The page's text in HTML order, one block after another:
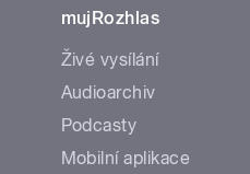
mujRozhlas
Živé vysílání
Audioarchiv
Podcasty
Mobilní aplikace